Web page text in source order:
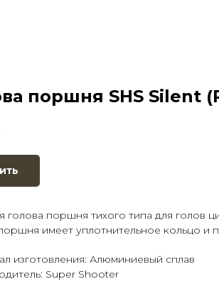
поршня SHS Silent
голова поршня тихого типа для голов
имеет уплотнительное кольцо и
изготовления: Алюминиевый сплав
Super Shooter